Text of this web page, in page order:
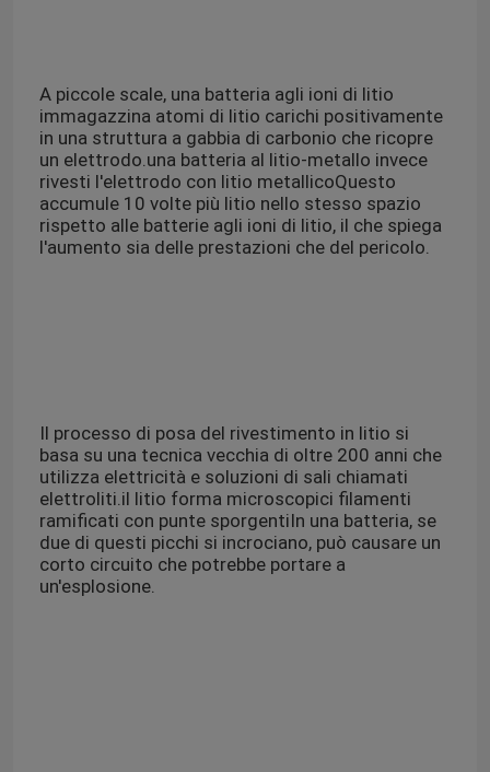
A piccole scale, una batteria agli ioni di litio
immagazzina atomi di litio carichi positivamente
in una struttura a gabbia di carbonio che ricopre
un elettrodo.una batteria al litio-metallo invece
rivesti l'elettrodo con litio metallicoQuesto
accumule 10 volte più litio nello stesso spazio
rispetto alle batterie agli ioni di litio, il che spiega
l'aumento sia delle prestazioni che del pericolo.
Il processo di posa del rivestimento in litio si
basa su una tecnica vecchia di oltre 200 anni che
utilizza elettricità e soluzioni di sali chiamati
elettroliti.il litio forma microscopici filamenti
ramificati con punte sporgentiIn una batteria, se
due di questi picchi si incrociano, può causare un
corto circuito che potrebbe portare a
un'esplosione.